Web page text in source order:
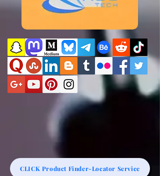
CLICK Product Finder-Locator Service